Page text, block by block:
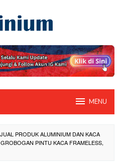
MENU
JUAL PRODUK ALUMINIUM DAN KACA
PINTU KACA FRAMELESS,